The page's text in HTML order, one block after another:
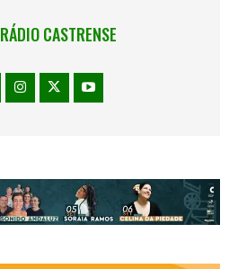
RÁDIO CASTRENSE